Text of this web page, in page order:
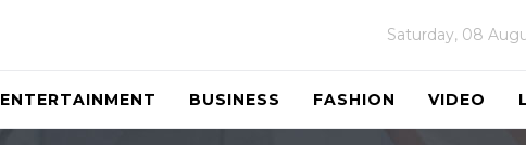
Saturday, 08
ENTERTAINMENT BUSINESS FASHION VIDEO